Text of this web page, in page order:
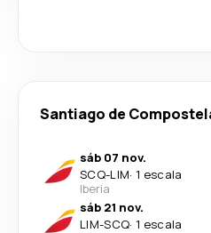
Santiago de
sáb 07 nov.
SCQ-LIM· 1 escala
Iberia
sáb 21 nov.
LIM-SCQ· 1 escala